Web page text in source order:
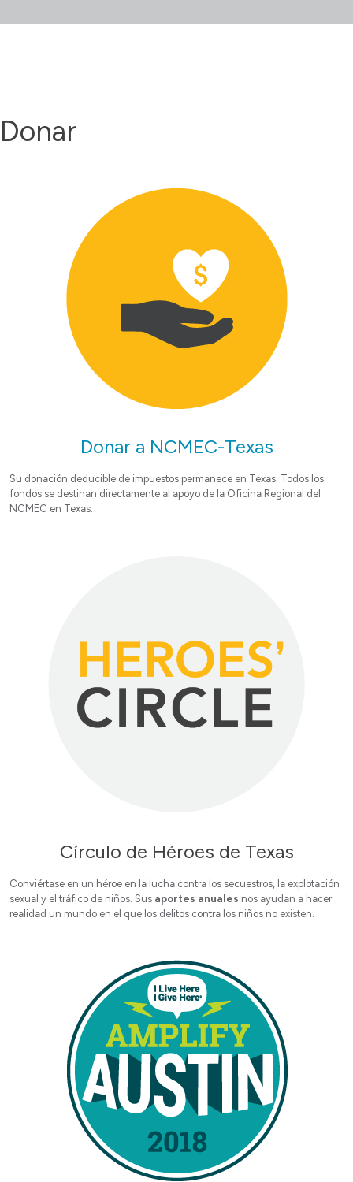
Donar
Donar a NCMEC-Texas
Su donación deducible de impuestos permanece en Texas. Todos los
fondos se destinan directamente al apoyo de la Oficina Regional del
NCMEC en Texas.
Círculo de Héroes de Texas
Conviértase en un héroe en la lucha contra los secuestros, la explotación
sexual y el tráfico de niños. Sus aportes anuales nos ayudan a hacer
realidad un mundo en el que los delitos contra los niños no existen.